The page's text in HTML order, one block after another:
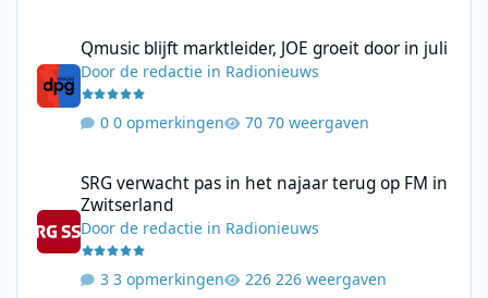
Qmusic blijft marktleider, JOE groeit door in juli
Doorde redactie in Radionieuws
0 opmerkingen 70 weergaven
SRG verwacht pas in het najaar terug op FM in
Zwitserland
Doorde redactie in Radionieuws
3 opmerkingen 226 weergaven